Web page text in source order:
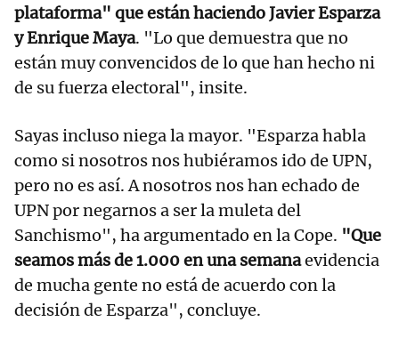
plataforma" que están haciendo Javier Esparza
y Enrique Maya. "Lo que demuestra que no
están muy convencidos de lo que han hecho ni
de su fuerza electoral", insite.
Sayas incluso niega la mayor. "Esparza habla
como si nosotros nos hubiéramos ido de UPN,
pero no es así. A nosotros nos han echado de
UPN por negarnos a ser la muleta del
Sanchismo", ha argumentado en la Cope. "Que
seamos más de 1.000 en una semanaevidencia
de mucha gente no está de acuerdo con la
decisión de Esparza", concluye.